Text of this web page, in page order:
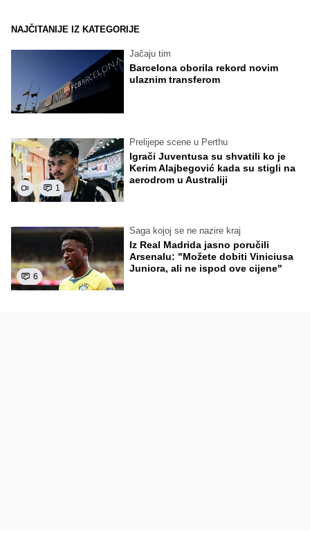
NAJČITANIJE IZ KATEGORIJE
Jačaju tim
Barcelona oborila rekord novim
ulaznim transferom
1
Prelijepe scene u Perthu
Igrači Juventusa su shvatili ko je
Kerim Alajbegović kada su stigli na
aerodrom u Australiji
6
Saga kojoj se ne nazire kraj
Iz Real Madrida jasno poručili
Arsenalu: "Možete dobiti Viniciusa
Juniora, ali ne ispod ove cijene"